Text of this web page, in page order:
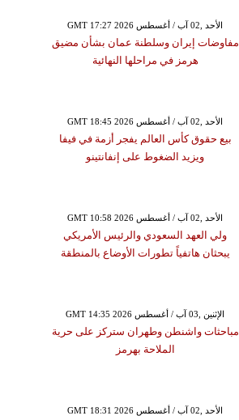
GMT 17:27 2026 الأحد ,02 آب / أغسطس
مفاوضات إيران وسلطنة عمان بشأن مضيق
هرمز في مراحلها النهائية
GMT 18:45 2026 الأحد ,02 آب / أغسطس
بيع حقوق كأس العالم يفجر أزمة في فيفا
ويزيد الضغوط على إنفانتينو
GMT 10:58 2026 الأحد ,02 آب / أغسطس
ولي العهد السعودي والرئيس الأمريكي
يبحثان هاتفياً تطورات الأوضاع بالمنطقة
GMT 14:35 2026 الإثنين ,03 آب / أغسطس
مباحثات واشنطن وطهران ستركز على حرية
الملاحة بهرمز
GMT 18:31 2026 الأحد ,02 آب / أغسطس